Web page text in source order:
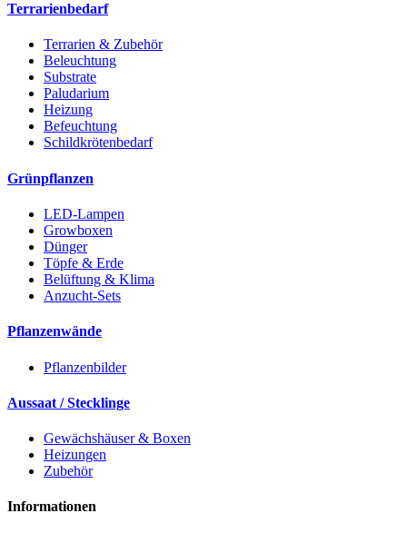
Terrarienbedarf
Terrarien & Zubehör
Beleuchtung
Substrate
Paludarium
Heizung
Befeuchtung
Schildkrötenbedarf
Grünpflanzen
LED-Lampen
Growboxen
Dünger
Töpfe & Erde
Belüftung & Klima
Anzucht-Sets
Pflanzenwände
Pflanzenbilder
Aussaat / Stecklinge
Gewächshäuser & Boxen
Heizungen
Zubehör
Informationen